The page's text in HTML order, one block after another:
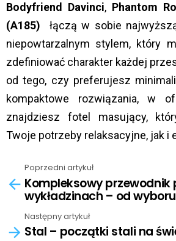
Bodyfriend Davinci, Phantom
(A185)
łączą w sobie
niepowtarzalnym stylem, który
zdefiniować charakter każdej
od tego, czy preferujesz
kompaktowe rozwiązania, w
znajdziesz fotel masujący,
Twoje potrzeby relaksacyjne, jak i
more
Poprzedni artykuł
Kompleksowy przewodnik
wykładzinach – od
Następny artykuł
Stal – początki stali na